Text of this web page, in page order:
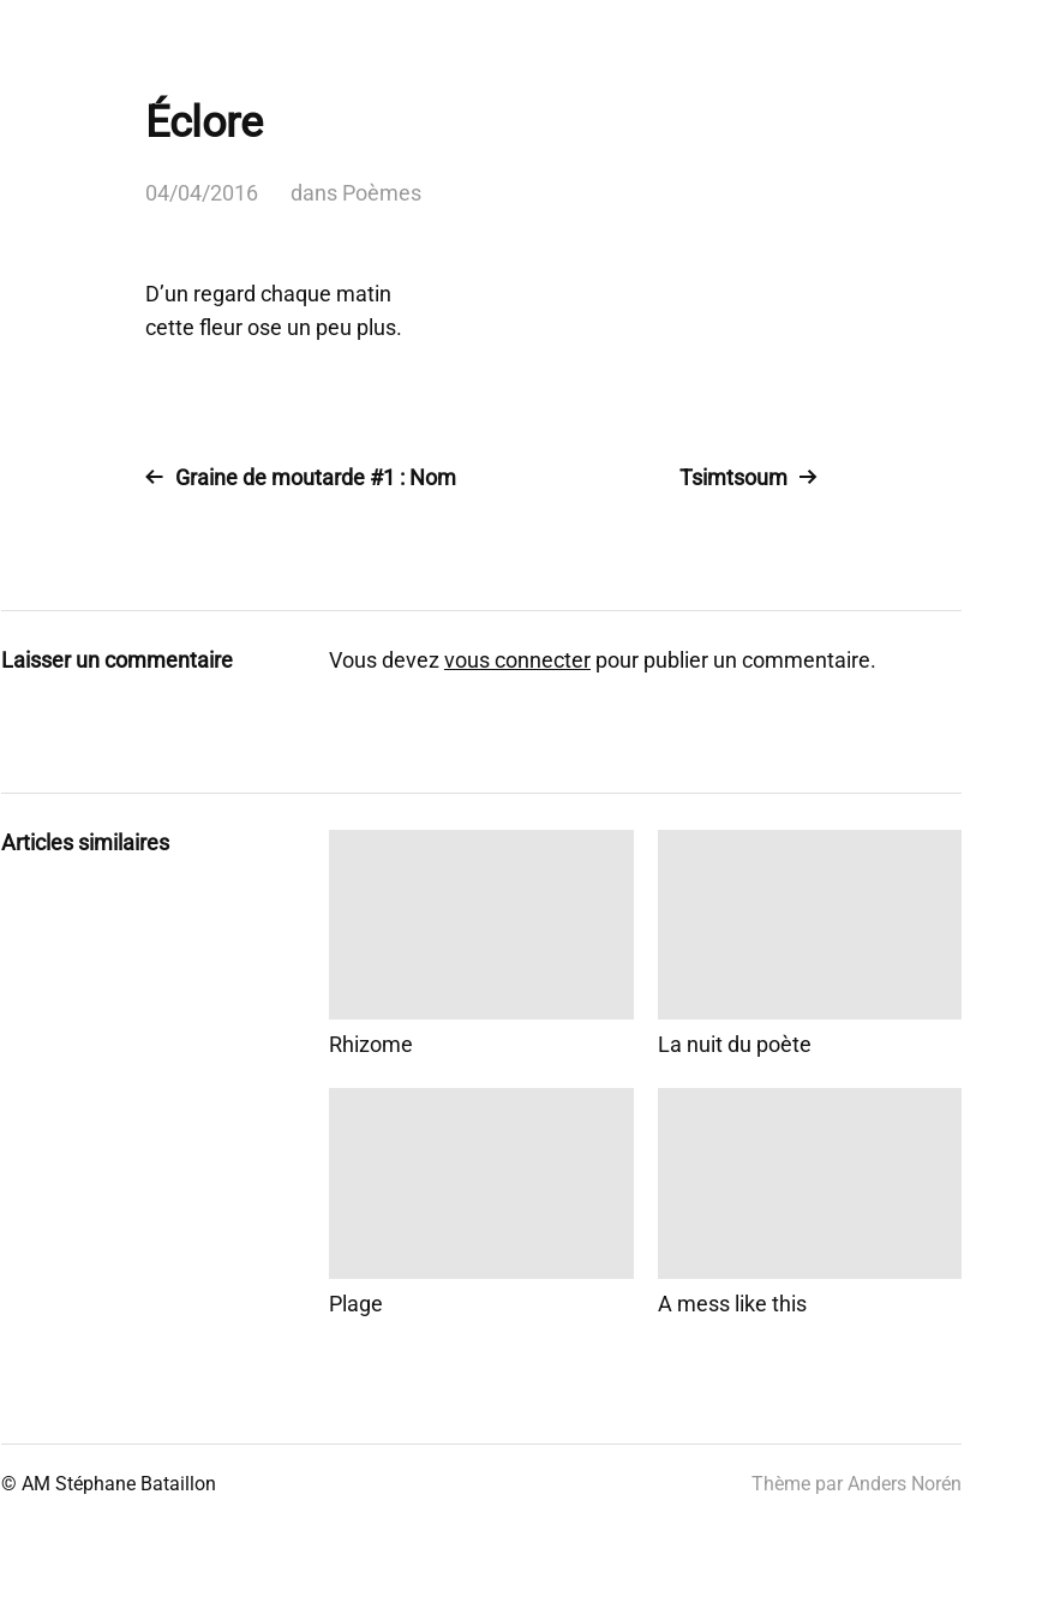
Éclore
04/04/2016 dans Poèmes
D’un regard chaque matin
cette fleur ose un peu plus.
Graine de moutarde #1 : Nom Tsimtsoum
Laisser un commentaire Vous devezvous connecter pour publier un commentaire.
Articles similaires
Rhizome La nuit du poète
Plage A mess like this
© AM Stéphane Bataillon Thème par Anders Norén